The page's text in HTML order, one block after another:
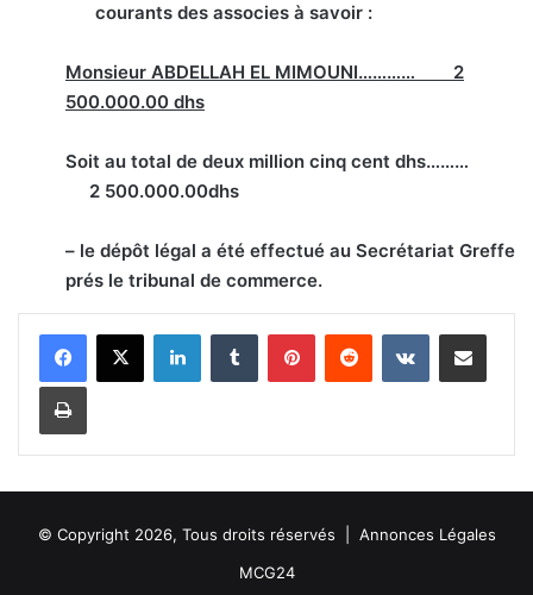
courants des associes à savoir :
Monsieur ABDELLAH EL MIMOUNI………… 2
500.000.00 dhs
Soit au total de deux million cinq cent dhs………
2 500.000.00dhs
– le dépôt légal a été effectué au Secrétariat Greffe
prés le tribunal de commerce.
© Copyright 2026, Tous droits réservés | Annonces Légales
MCG24